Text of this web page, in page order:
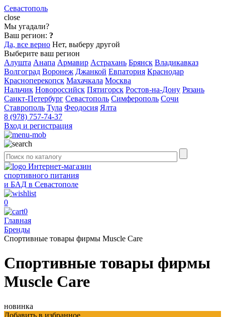
Севастополь
close
Мы угадали?
Ваш регион: ?
Да, все верно Нет, выберу другой
Выберите ваш регион
Алушта Анапа Армавир Астрахань Брянск Владикавказ
Волгоград Воронеж Джанкой Евпатория Краснодар
Красноперекопск Махачкала Москва
Нальчик Новороссийск Пятигорск Ростов-на-Дону Рязань
Санкт-Петербург Севастополь Симферополь Сочи
Ставрополь Тула Феодосия Ялта
8 (978) 757-74-37
Вход и регистрация
Интернет-магазин
спортивного питания
и БАД в Севастополе
0
0
Главная
Бренды
Спортивные товары фирмы Muscle Care
Спортивные товары фирмы
Muscle Care
новинка
Добавить в избранное